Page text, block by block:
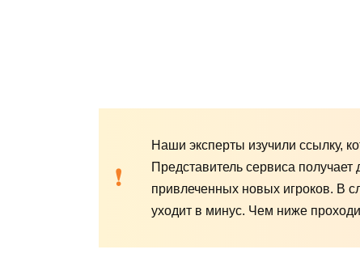
Наши эксперты изучили ссылку,
Представитель сервиса
привлеченных новых игроков. В
уходит в минус. Чем ниже